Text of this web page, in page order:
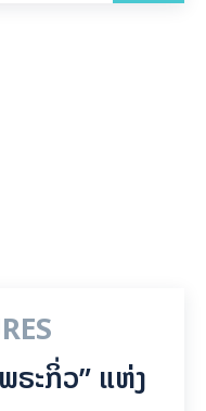
ຣະກິ່ວ” ແຫ່ງ